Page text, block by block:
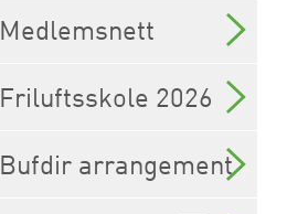
Medlemsnett
Friluftsskole 2026
Bufdir arrangement